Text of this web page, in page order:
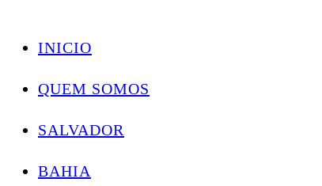
INICIO
QUEM SOMOS
SALVADOR
BAHIA